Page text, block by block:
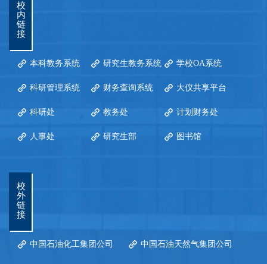
校
内
链
接
本科教务系统 研究生教务系统 学校OA系统
科研管理系统 财务查询系统 大仪共享平台
科研处 教务处 计划财务处
人事处 研究生部 图书馆
校
外
链
接
中国石油化工集团公司 中国石油天然气集团公司